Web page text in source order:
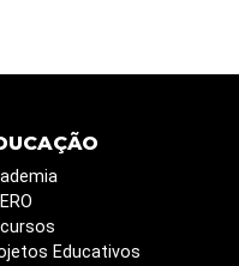
Educativos